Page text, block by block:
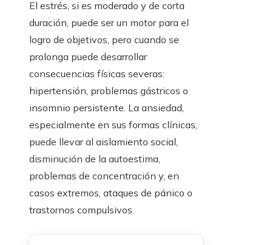
El estrés, si es moderado y de corta
duración, puede ser un motor para el
logro de objetivos, pero cuando se
prolonga puede desarrollar
consecuencias físicas severas:
hipertensión, problemas gástricos o
insomnio persistente. La ansiedad,
especialmente en sus formas clínicas,
puede llevar al aislamiento social,
disminución de la autoestima,
problemas de concentración y, en
casos extremos, ataques de pánico o
trastornos compulsivos.